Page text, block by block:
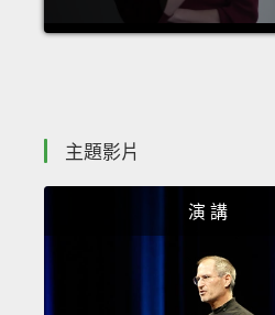
主題影片
演 講